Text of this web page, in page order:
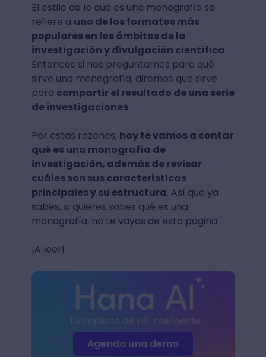
El estilo de lo que es una monografía se
refiere a uno de los formatos más
populares en los ámbitos de la
investigación y divulgación científica.
Entonces si nos preguntamos para qué
sirve una monografía, diremos que sirve
para compartir el resultado de una serie
de investigaciones.
Por estas razones, hoy te vamos a contar
qué es una monografía de
investigación, además de revisar
cuáles son sus características
principales y su estructura. Así que ya
sabes, si quieres saber qué es una
monografía, no te vayas de esta página.
¡A leer!
Agenda una demo